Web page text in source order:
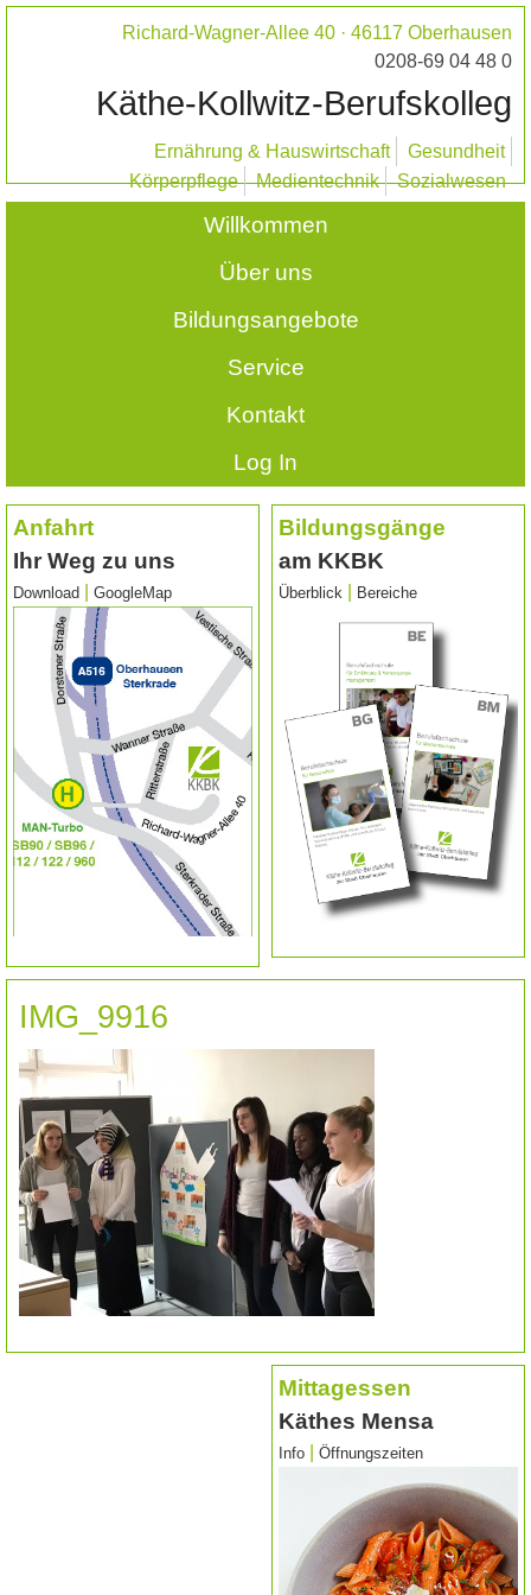
Richard-Wagner-Allee 40 · 46117 Oberhausen
0208-69 04 48 0
Käthe-Kollwitz-Berufskolleg
Ernährung & Hauswirtschaft
Gesundheit
Körperpflege
Medientechnik Sozialwesen
Willkommen
Über uns
Bildungsangebote
Service
Kontakt
Log In
Anfahrt
Ihr Weg zu uns
Download GoogleMap
Bildungsgänge
am KKBK
Überblick Bereiche
IMG_9916
Mittagessen
Käthes Mensa
Info Öffnungszeiten